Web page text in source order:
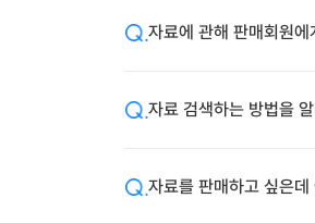
자료에 관해 판매회원
자료 검색하는 방법을
자료를 판매하고 싶은